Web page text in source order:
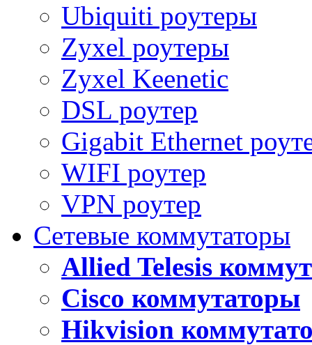
Ubiquiti роутеры
Zyxel роутеры
Zyxel Keenetic
DSL роутер
Gigabit Ethernet
WIFI роутер
VPN роутер
Сетевые коммутаторы
Allied Telesis
Cisco коммутаторы
Hikvision